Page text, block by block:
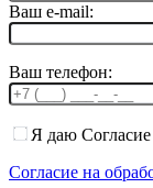
Ваш e-mail:
Ваш телефон:
Я даю
Согласие на